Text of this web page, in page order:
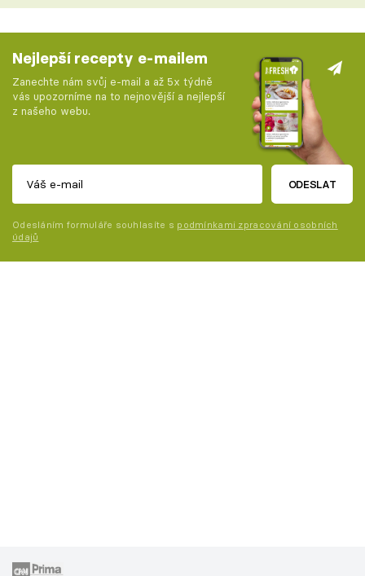
Nejlepší recepty e-mailem
Zanechte nám svůj e-mail a až 5x týdně
vás upozorníme na to nejnovější a nejlepší
z našeho webu.
ODESLAT
Odesláním formuláře souhlasíte s podmínkami zpracování osobních
údajů